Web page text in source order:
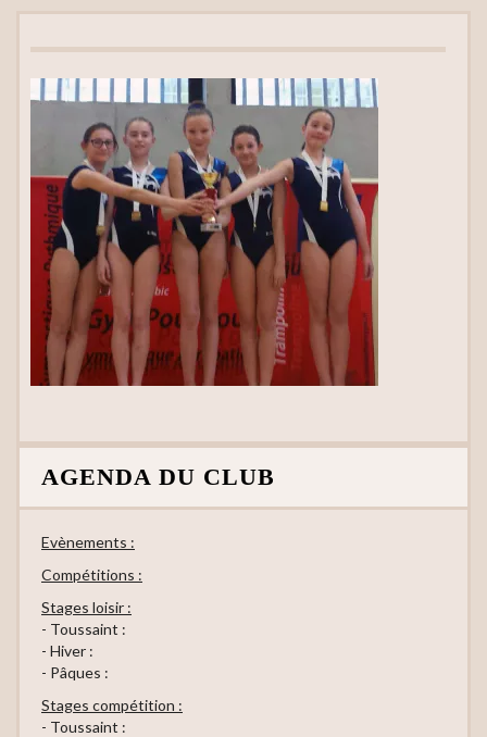
AGENDA DU CLUB
Evènements :
Compétitions :
Stages loisir :
- Toussaint :
- Hiver :
- Pâques :
Stages compétition :
- Toussaint :